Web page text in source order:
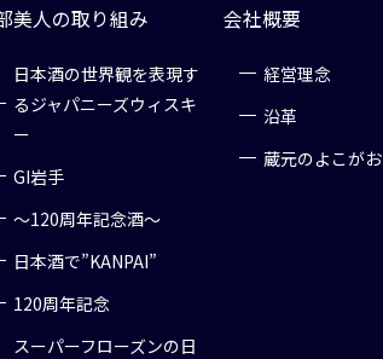
美人の取り組み
日本酒の世界観を表現す
るジャパニーズウィスキ
ー
GI岩手
～120周年記念酒～
日本酒で”KANPAI”
120周年記念
スーパーフローズンの日
会社概要
経営理念
沿革
蔵元のよこがお